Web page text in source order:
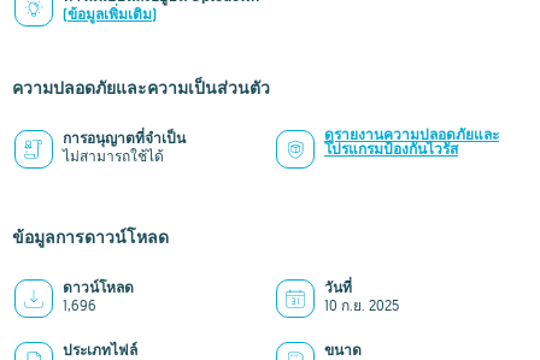
(ข้อมูลเพิ่มเติม)
ความปลอดภัยและความเป็นส่วนตัว
การอนุญาตที่จำเป็น
ไม่สามารถใช้ได้
ดูรายงานความปลอดภัยและ
โปรแกรมป้องกันไวรัส
ข้อมูลการดาวน์โหลด
ดาวน์โหลด
1,696
วันที่
10 ก.ย. 2025
ประเภทไฟล์ ขนาด